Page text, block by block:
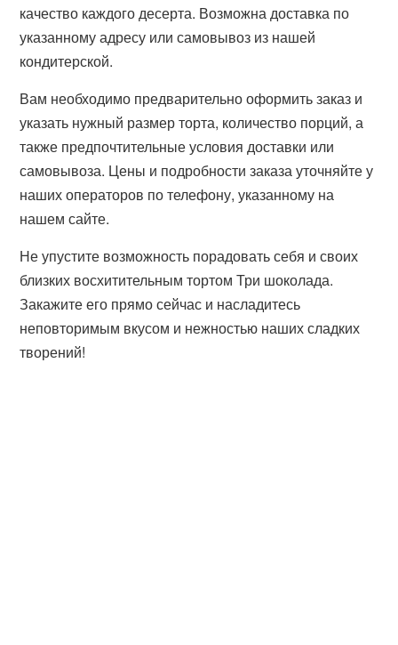
качество каждого десерта. Возможна доставка по
указанному адресу или самовывоз из нашей
кондитерской.
Вам необходимо предварительно оформить заказ и
указать нужный размер торта, количество порций, а
также предпочтительные условия доставки или
самовывоза. Цены и подробности заказа уточняйте у
наших операторов по телефону, указанному на
нашем сайте.
Не упустите возможность порадовать себя и своих
близких восхитительным тортом Три шоколада.
Закажите его прямо сейчас и насладитесь
неповторимым вкусом и нежностью наших сладких
творений!